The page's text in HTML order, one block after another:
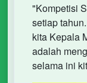
"Kompetisi
setiap
kita Kepala
adalah
selama ini